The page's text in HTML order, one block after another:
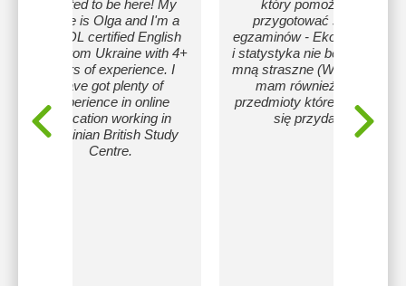
excited to be here! My
name is Olga and I'm a
TESOL certified English
tutor from Ukraine with 4+
years of experience. I
have got plenty of
experience in online
education working in
Ukrainian British Study
Centre.
który pomoże Ci
przygotować się do
egzaminów - Ekonometria
i statystyka nie będą Ci ze
mną straszne (W zanadżu
mam również inne
przedmioty które mogą ci
się przydać)